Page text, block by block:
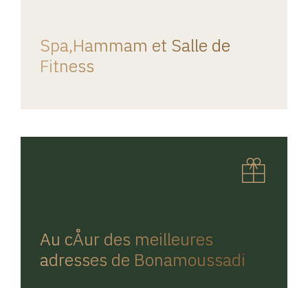
Spa,Hammam et Salle de
Fitness
Au cÅur des meilleures
adresses de Bonamoussadi